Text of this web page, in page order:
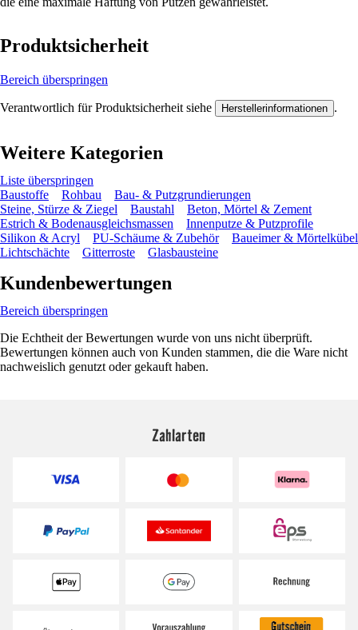
Produktsicherheit
Bereich überspringen
Verantwortlich für Produktsicherheit siehe Herstellerinformationen .
Weitere Kategorien
Liste überspringen
Baustoffe
Rohbau
Bau- & Putzgrundierungen
Steine, Stürze & Ziegel
Baustahl
Beton, Mörtel & Zement
Estrich & Bodenausgleichsmassen
Innenputze & Putzprofile
Silikon & Acryl
PU-Schäume & Zubehör
Baueimer & Mörtelkübel
Lichtschächte
Gitterroste Glasbausteine
Kundenbewertungen
Bereich überspringen
Die Echtheit der Bewertungen wurde von uns nicht überprüft.
Bewertungen können auch von Kunden stammen, die die Ware nicht
nachweislich genutzt oder gekauft haben.
Zahlarten